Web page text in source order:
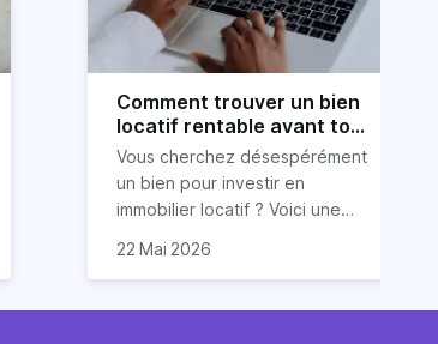
Comment trouver un bien
locatif rentable avant tout
le monde ?
Vous cherchez désespérément
un bien pour investir en
immobilier locatif ? Voici une
monde. Et cerise sur le gâteau :
22 Mai 2026